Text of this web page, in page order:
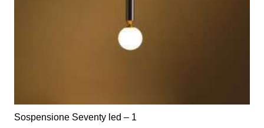
Sospensione Seventy led – 1